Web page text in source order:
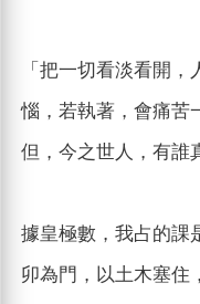
「把一切看淡看開
惱，若執著，會痛苦
但，今之世人，有誰
據皇極數，我占的課
卯為門，以土木塞住